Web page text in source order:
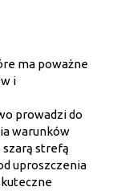
ma poważne
i
prowadzi do
warunków
szarą strefą
uproszczenia